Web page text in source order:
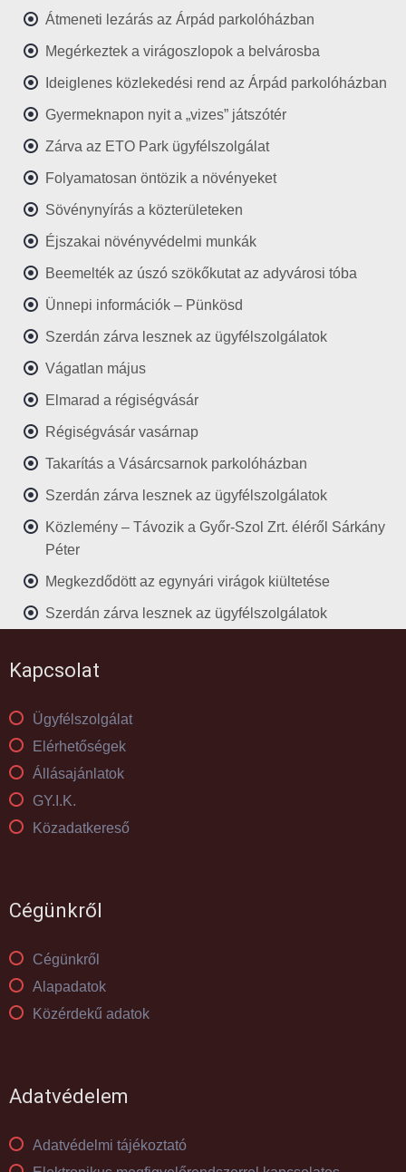
Átmeneti lezárás az Árpád parkolóházban
Megérkeztek a virágoszlopok a belvárosba
Ideiglenes közlekedési rend az Árpád parkolóházban
Gyermeknapon nyit a „vizes” játszótér
Zárva az ETO Park ügyfélszolgálat
Folyamatosan öntözik a növényeket
Sövénynyírás a közterületeken
Éjszakai növényvédelmi munkák
Beemelték az úszó szökőkutat az adyvárosi tóba
Ünnepi információk – Pünkösd
Szerdán zárva lesznek az ügyfélszolgálatok
Vágatlan május
Elmarad a régiségvásár
Régiségvásár vasárnap
Takarítás a Vásárcsarnok parkolóházban
Szerdán zárva lesznek az ügyfélszolgálatok
Közlemény – Távozik a Győr-Szol Zrt. éléről Sárkány
Péter
Megkezdődött az egynyári virágok kiültetése
Szerdán zárva lesznek az ügyfélszolgálatok
Kapcsolat
Ügyfélszolgálat
Elérhetőségek
Állásajánlatok
GY.I.K.
Közadatkereső
Cégünkről
Cégünkről
Alapadatok
Közérdekű adatok
Adatvédelem
Adatvédelmi tájékoztató